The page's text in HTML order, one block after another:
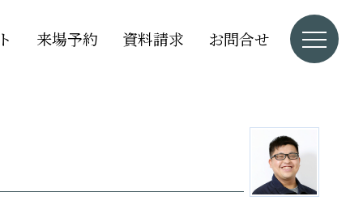
来場予約 資料請求 お問合せ